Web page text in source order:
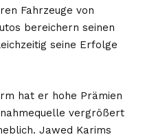
Fahrzeuge von
bereichern seinen
seine Erfolge
hat er hohe Prämien
vergrößert
Jawed Karims